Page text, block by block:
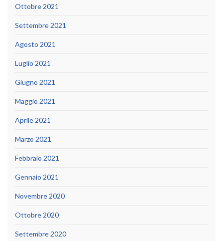
Ottobre 2021
Settembre 2021
Agosto 2021
Luglio 2021
Giugno 2021
Maggio 2021
Aprile 2021
Marzo 2021
Febbraio 2021
Gennaio 2021
Novembre 2020
Ottobre 2020
Settembre 2020